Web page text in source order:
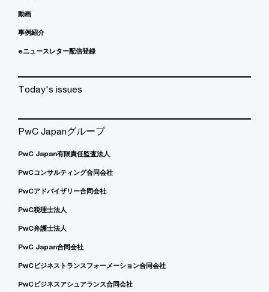
動画
事例紹介
eニュースレター配信登録
Today's issues
PwC Japanグループ
PwC Japan有限責任監査法人
PwCコンサルティング合同会社
PwCアドバイザリー合同会社
PwC税理士法人
PwC弁護士法人
PwC Japan合同会社
PwCビジネストランスフォーメーション合同会社
PwCビジネスアシュアランス合同会社